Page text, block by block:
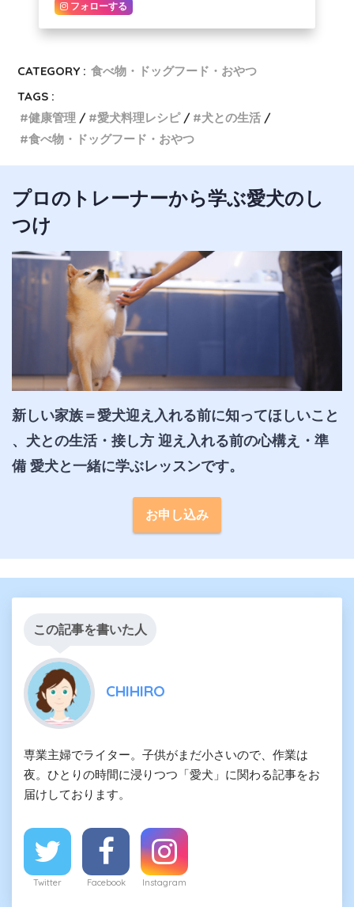
フォローする
CATEGORY : 食べ物・ドッグフード・おやつ
TAGS :
健康管理
愛犬料理レシピ
犬との生活
食べ物・ドッグフード・おやつ
プロのトレーナーから学ぶ愛犬のし
つけ
新しい家族＝愛犬迎え入れる前に知ってほしいこと
、犬との生活・接し方 迎え入れる前の心構え・準
備 愛犬と一緒に学ぶレッスンです。
お申し込み
この記事を書いた人
CHIHIRO
専業主婦でライター。子供がまだ小さいので、作業は
夜。ひとりの時間に浸りつつ「愛犬」に関わる記事をお
届けしております。
Twitter Facebook Instagram